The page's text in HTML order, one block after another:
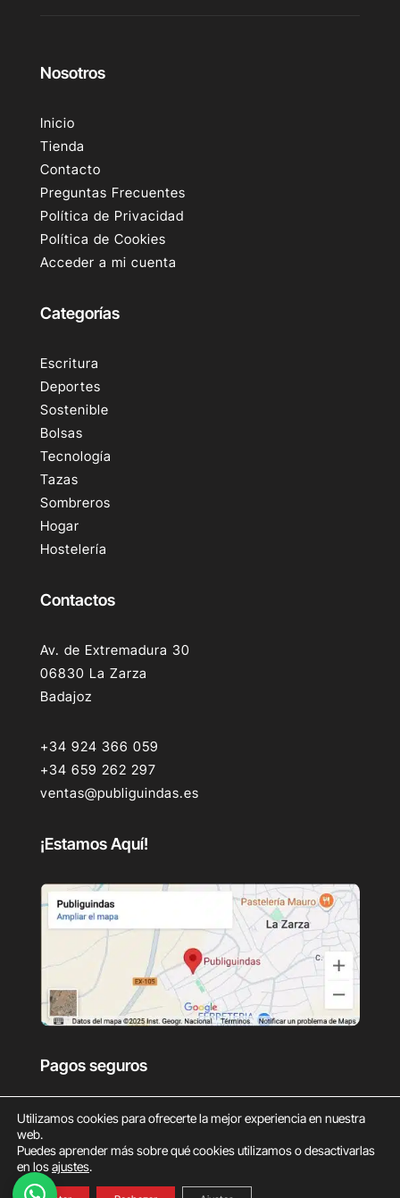
Nosotros
Inicio
Tienda
Contacto
Preguntas Frecuentes
Política de Privacidad
Política de Cookies
Acceder a mi cuenta
Categorías
Escritura
Deportes
Sostenible
Bolsas
Tecnología
Tazas
Sombreros
Hogar
Hostelería
Contactos
Av. de Extremadura 30
06830 La Zarza
Badajoz
+34 924 366 059
+34 659 262 297
ventas@publiguindas.es
¡Estamos Aquí!
Pagos seguros
Utilizamos cookies para ofrecerte la mejor experiencia en nuestra
web.
Puedes aprender más sobre qué cookies utilizamos o desactivarlas
en losajustes.